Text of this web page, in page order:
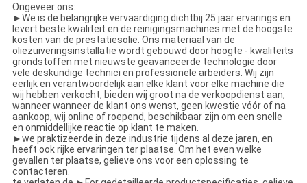
Ongeveer ons:
►We is de belangrijke vervaardiging dichtbij 25 jaar ervarings en
levert beste kwaliteit en de reinigingsmachines met de hoogste
kosten van de prestatiesolie. Ons materiaal van de
oliezuiveringsinstallatie wordt gebouwd door hoogte - kwaliteits
grondstoffen met nieuwste geavanceerde technologie door
vele deskundige technici en professionele arbeiders. Wij zijn
eerlijk en verantwoordelijk aan elke klant voor elke machine die
wij hebben verkocht, bieden wij groot na de verkoopdienst aan,
wanneer wanneer de klant ons wenst, geen kwestie vóór of na
aankoop, wij online of roepend, beschikbaar zijn om een snelle
en onmiddellijke reactie op klant te maken.
►we praktizeerde in deze industrie tijdens al deze jaren, en
heeft ook rijke ervaringen ter plaatse. Om het even welke
gevallen ter plaatse, gelieve ons voor een oplossing te
contacteren.